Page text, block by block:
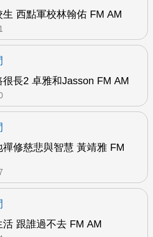
生 西點軍校林翰佑 FM AM
很長2 卓雅和Jasson FM AM
禪修慈悲與智慧 黃靖雅 FM
活 跟誰過不去 FM AM